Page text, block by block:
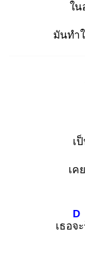
ใน
มันทำ
เ
เค
เธอจะ
D